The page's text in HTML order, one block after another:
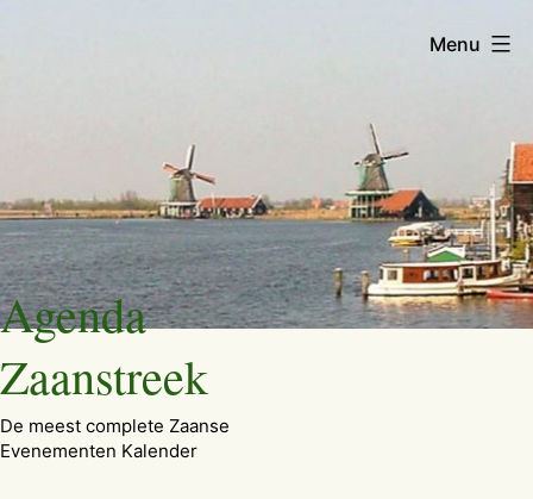
Ga
naar
de
inhoud
Agenda
Zaanstreek
De meest complete Zaanse
Evenementen Kalender
Menu